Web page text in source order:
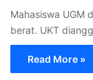
Mahasiswa UGM
berat. UKT
Read More »